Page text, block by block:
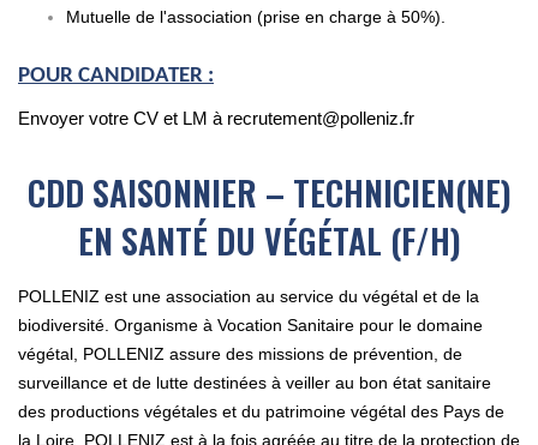
Mutuelle de l'association (prise en charge à 50%).
POUR CANDIDATER :
Envoyer votre CV et LM à recrutement@polleniz.fr
CDD SAISONNIER – TECHNICIEN(NE)
EN SANTÉ DU VÉGÉTAL (F/H)
POLLENIZ est une association au service du végétal et de la
biodiversité. Organisme à Vocation Sanitaire pour le domaine
végétal, POLLENIZ assure des missions de prévention, de
surveillance et de lutte destinées à veiller au bon état sanitaire
des productions végétales et du patrimoine végétal des Pays de
la Loire. POLLENIZ est à la fois agréée au titre de la protection de